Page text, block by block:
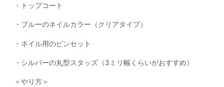
・トップコート
・ブルーのネイルカラー（クリアタイプ）
・ネイル用のピンセット
・シルバーの丸型スタッズ（3ミリ幅くらいがおすすめ）
＜やり方＞